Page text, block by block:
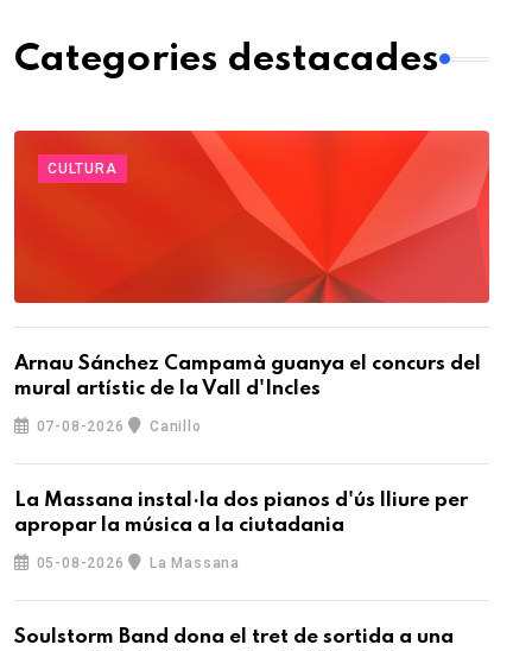
Categories destacades
CULTURA
Arnau Sánchez Campamà guanya el concurs del
mural artístic de la Vall d'Incles
07-08-2026 Canillo
La Massana instal·la dos pianos d'ús lliure per
apropar la música a la ciutadania
05-08-2026 La Massana
Soulstorm Band dona el tret de sortida a una